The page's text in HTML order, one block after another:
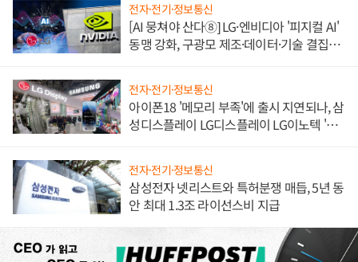
전자·전기·정보통신
[AI 뭉쳐야 산다⑧] LG·엔비디아 '피지컬 AI'
동맹 강화, 구광모 제조·데이터·기술 결집
전자·전기·정보통신
아이폰18 '메모리 부족'에 출시 지연되나, 삼
성디스플레이 LG디스플레이 LG이노텍 '탈
전자·전기·정보통신
삼성전자 넷리스트와 특허분쟁 매듭, 5년 동
안 최대 1.3조 라이선스비 지급